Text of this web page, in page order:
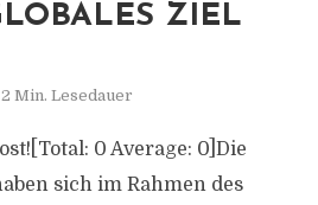
ZIEL
2 Min. Lesedauer
0 Average: 0]Die
sich im Rahmen des